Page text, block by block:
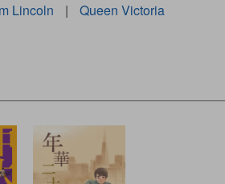
Lincoln | Queen Victoria